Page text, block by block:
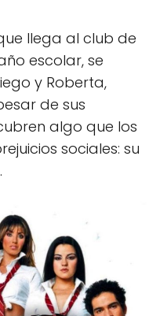
llega al club de
escolar, se
y Roberta,
de sus
algo que los
sociales: su